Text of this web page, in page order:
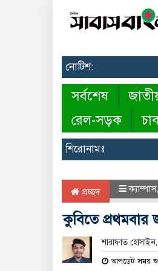
নোটিশ:
সর্বশেষ
রেল-সড়ক
শিরোনামঃ
প্রচ্ছদ ক্যাম্পাস
কুবিতে
শারাফাত হোসাইন,
আপডেট সময়